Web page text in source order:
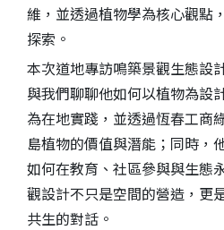
維，並透過植物學為核心觀點
探索。
本次道地專訪鳴築景觀生態設
與我們聊聊他如何以植物為設
為在地實踐，並透過恆春工商
島植物的價值與潛能；同時，
如何在教育、社區參與與生態
觀設計不只是空間的營造，更
共生的對話。